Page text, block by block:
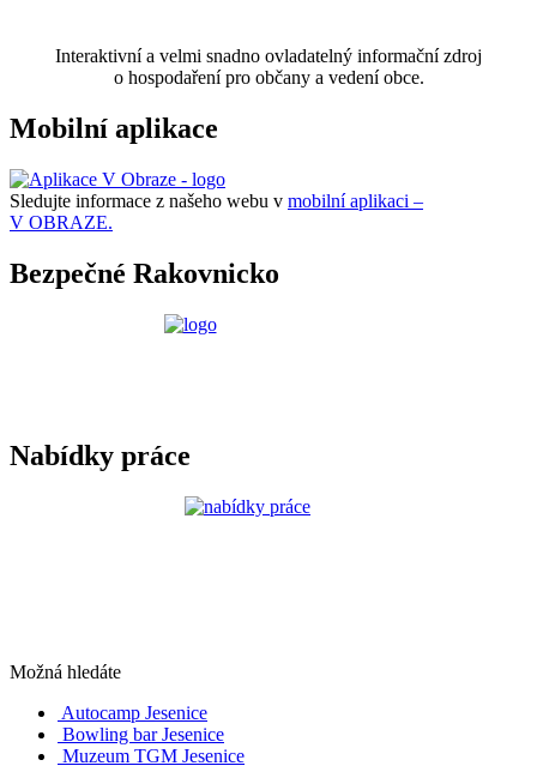
Interaktivní a velmi snadno ovladatelný informační zdroj
o hospodaření pro občany a vedení obce.
Mobilní aplikace
Sledujte informace z našeho webu v mobilní aplikaci –
V OBRAZE.
Bezpečné Rakovnicko
Nabídky práce
Možná hledáte
Autocamp Jesenice
Bowling bar Jesenice
Muzeum TGM Jesenice